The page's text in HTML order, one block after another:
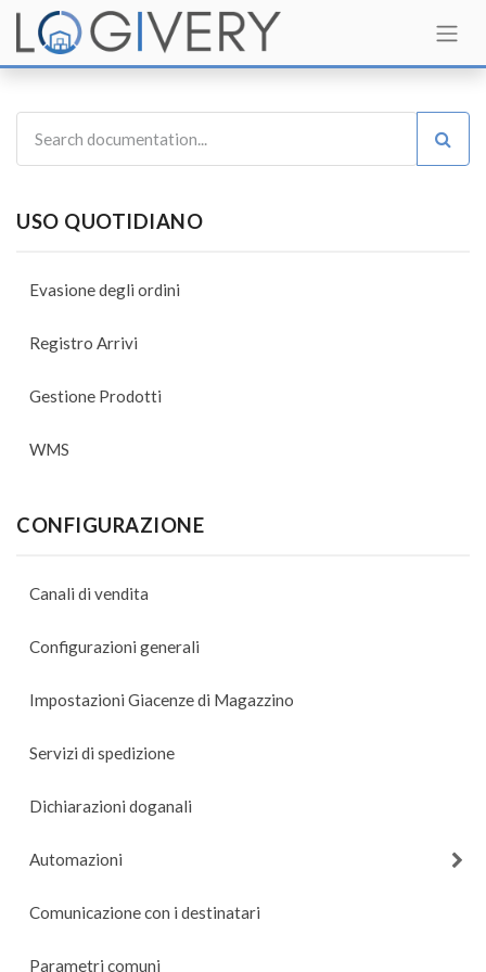
USO QUOTIDIANO
Evasione degli ordini
Registro Arrivi
Gestione Prodotti
WMS
CONFIGURAZIONE
Canali di vendita
Configurazioni generali
Impostazioni Giacenze di Magazzino
Servizi di spedizione
Dichiarazioni doganali
Automazioni
Comunicazione con i destinatari
Parametri comuni